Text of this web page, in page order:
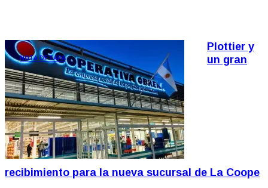
NOTA DE TAPA
Plottier y
un gran
recibimiento para la nueva sucursal de La Coope